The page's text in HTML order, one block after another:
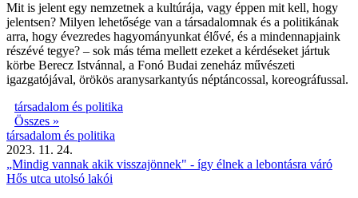
Mit is jelent egy nemzetnek a kultúrája, vagy éppen mit kell, hogy
jelentsen? Milyen lehetősége van a társadalomnak és a politikának
arra, hogy évezredes hagyományunkat élővé, és a mindennapjaink
részévé tegye? – sok más téma mellett ezeket a kérdéseket jártuk
körbe Berecz Istvánnal, a Fonó Budai zeneház művészeti
igazgatójával, örökös aranysarkantyús néptáncossal, koreográfussal.
társadalom és politika
Összes »
társadalom és politika
2023. 11. 24.
„Mindig vannak akik visszajönnek" - így élnek a lebontásra váró
Hős utca utolsó lakói